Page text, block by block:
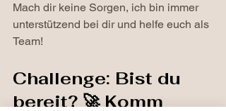
Mach dir keine Sorgen, ich bin immer
unterstützend bei dir und helfe euch als
Team!
Challenge: Bist du
bereit? 🚀 Komm